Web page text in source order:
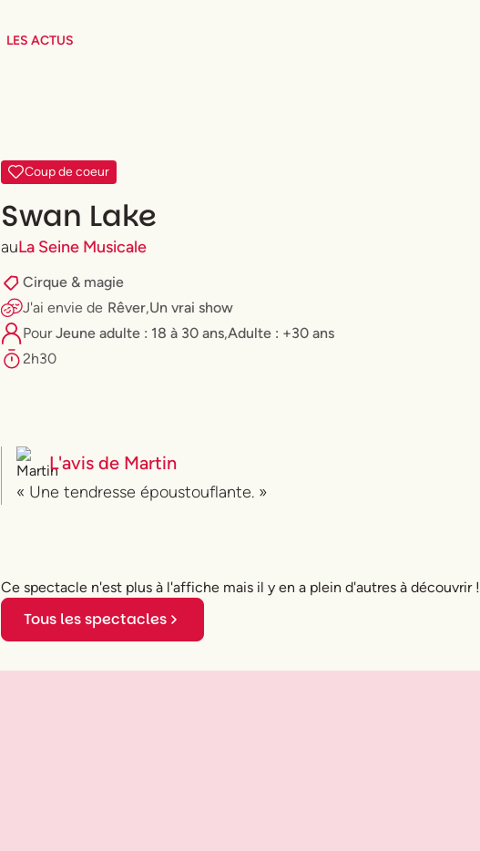
LES ACTUS
Coup de coeur
Swan Lake
auLa Seine Musicale
Cirque & magie
J'ai envie de Rêver,Un vrai show
Pour⁠Jeune adulte : 18 à 30 ans,Adulte : +30 ans
2h30
L'avis de Martin
« Une tendresse époustouflante. »
Ce spectacle n'est plus à l'affiche mais il y en a plein d'autres à découvrir !
Tous les spectacles